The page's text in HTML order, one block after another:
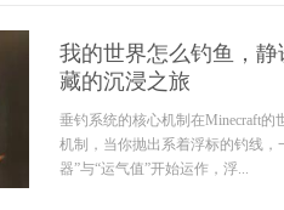
我的世界怎么钓鱼，
藏的沉浸之旅
垂钓系统的核心机制在Minecraft
机制，当你抛出系着浮标的钓线
器”与“运气值”开始运作，浮...